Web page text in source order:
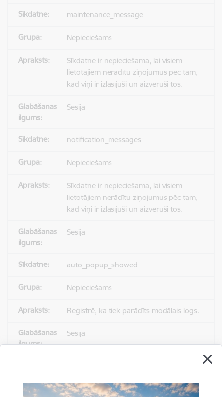
maintenance_message
Nepieciešams
Sīkdatne ir nepieciešama, lai visiem
lietotājiem nerādītu ziņojumus pēc tam,
kad viņi ir izlasījuši un aizvēruši tos.
Sesija
notification_messages
Nepieciešams
Sīkdatne ir nepieciešama, lai visiem
lietotājiem nerādītu ziņojumus pēc tam,
kad viņi ir izlasījuši un aizvēruši tos.
Sesija
auto_popup_showed
Nepieciešams
Reģistrē, ka tiek parādīts modālais logs.
Sesija
Statistikas sīkdatnes (nepieciešamas, lai